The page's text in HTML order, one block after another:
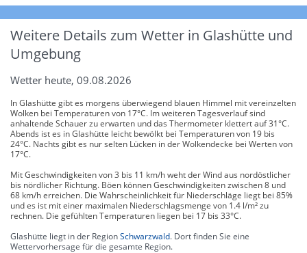
Weitere Details zum Wetter in Glashütte und
Umgebung
Wetter heute, 09.08.2026
In Glashütte gibt es morgens überwiegend blauen Himmel mit vereinzelten
Wolken bei Temperaturen von 17°C. Im weiteren Tagesverlauf sind
anhaltende Schauer zu erwarten und das Thermometer klettert auf 31°C.
Abends ist es in Glashütte leicht bewölkt bei Temperaturen von 19 bis
24°C. Nachts gibt es nur selten Lücken in der Wolkendecke bei Werten von
17°C.
Mit Geschwindigkeiten von 3 bis 11 km/h weht der Wind aus nordöstlicher
bis nördlicher Richtung. Böen können Geschwindigkeiten zwischen 8 und
68 km/h erreichen. Die Wahrscheinlichkeit für Niederschläge liegt bei 85%
und es ist mit einer maximalen Niederschlagsmenge von 1.4 l/m² zu
rechnen. Die gefühlten Temperaturen liegen bei 17 bis 33°C.
Glashütte liegt in der RegionSchwarzwald. Dort finden Sie eine
Wettervorhersage für die gesamte Region.